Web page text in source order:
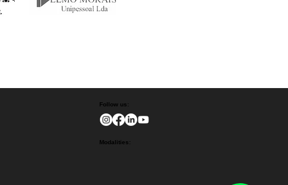
Follow us:
Modalities: